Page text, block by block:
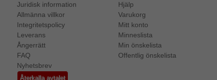
Juridisk information
Allmänna villkor
Integritetspolicy
Leverans
Ångerrätt
FAQ
Nyhetsbrev
Återkalla avtalet
Hjälp
Varukorg
Mitt konto
Minneslista
Min önskelista
Offentlig önskelista